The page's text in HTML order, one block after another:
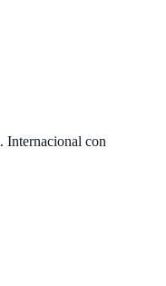
. Internacional con